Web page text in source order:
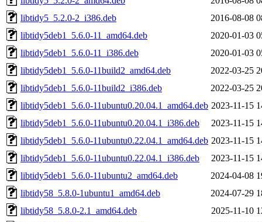
libtidy5_5.2.0-2_i386.deb
2016-08-08
libtidy5deb1_5.6.0-11_amd64.deb
2020-01-03
libtidy5deb1_5.6.0-11_i386.deb
2020-01-03
libtidy5deb1_5.6.0-11build2_amd64.deb
2022-03-25
libtidy5deb1_5.6.0-11build2_i386.deb
2022-03-25
libtidy5deb1_5.6.0-11ubuntu0.20.04.1_amd64.deb 2023-11-15
libtidy5deb1_5.6.0-11ubuntu0.20.04.1_i386.deb
2023-11-15
libtidy5deb1_5.6.0-11ubuntu0.22.04.1_amd64.deb 2023-11-15
libtidy5deb1_5.6.0-11ubuntu0.22.04.1_i386.deb
2023-11-15
libtidy5deb1_5.6.0-11ubuntu2_amd64.deb
2024-04-08
libtidy58_5.8.0-1ubuntu1_amd64.deb
2024-07-29
libtidy58_5.8.0-2.1_amd64.deb
2025-11-10